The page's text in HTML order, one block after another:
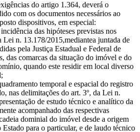
do artigo 1.364, deverá o
com os documentos necessários ao
dispositivos, em especial:
das hipóteses previstas nos
Lei n. 13.178/2015,mediantea juntada de
pela Justiça Estadual e Federal de
das comarcas da situação do imóvel e do
quando este residir em local diverso
temporal e espacial do registro
nas delimitações do art. 3º, da Lei n.
de estudo técnico e analítico da
acompanhado das respectivas
dominial do imóvel desde a origem
para o particular, e de laudo técnico